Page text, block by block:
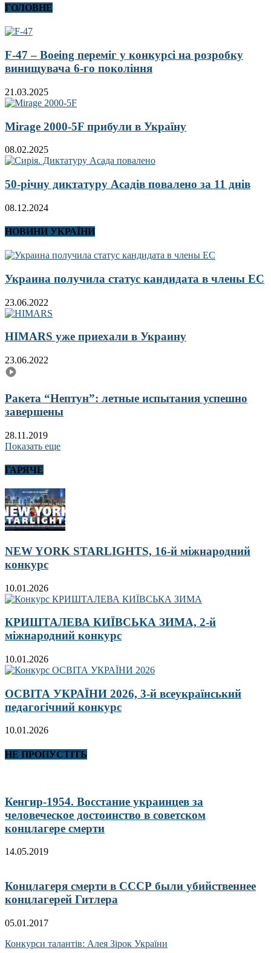
ГОЛОВНЕ
F-47 – Boeing переміг у конкурсі на розробку
винищувача 6-го покоління
21.03.2025
Mirage 2000-5F прибули в Україну
08.02.2025
50-річну диктатуру Асадів повалено за 11 днів
08.12.2024
НОВИНИ УКРАЇНИ
Украина получила статус кандидата в члены ЕС
23.06.2022
HIMARS уже приехали в Украину
23.06.2022
Ракета “Нептун”: летные испытания успешно
завершены
28.11.2019
Показать еще
ГАРЯЧЕ
NEW YORK STARLIGHTS, 16-й міжнародний
конкурс
10.01.2026
КРИШТАЛЕВА КИЇВСЬКА ЗИМА, 2-й
міжнародний конкурс
10.01.2026
ОСВІТА УКРАЇНИ 2026, 3-й всеукраїнський
педагогічний конкурс
10.01.2026
НЕ ПРОПУСТІТЬ
Кенгир-1954. Восстание украинцев за
человеческое достоинство в советском
концлагере смерти
14.05.2019
Концлагеря смерти в СССР были убийственнее
концлагерей Гитлера
05.01.2017
Конкурси талантів: Алея Зірок України